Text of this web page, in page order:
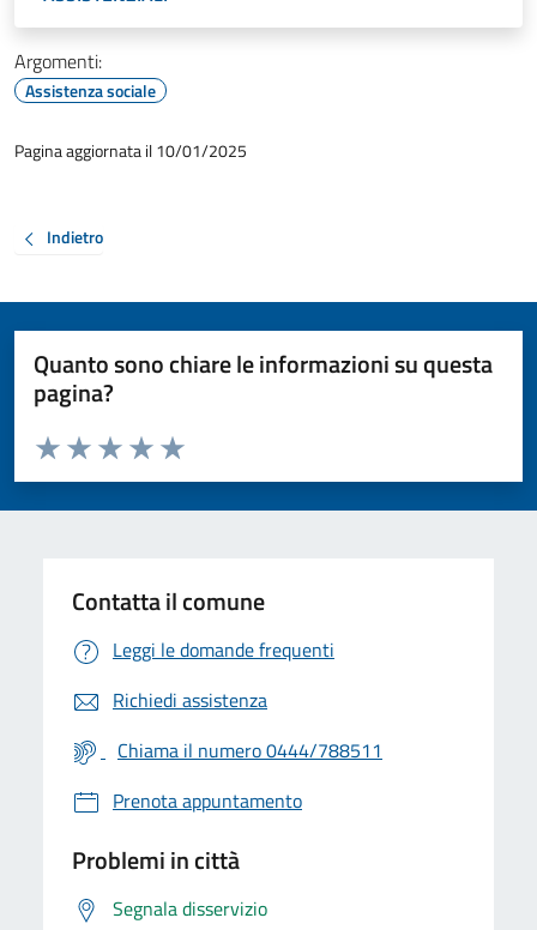
Argomenti:
Assistenza sociale
Pagina aggiornata il 10/01/2025
Indietro
Quanto sono chiare le informazioni su questa
pagina?
Valuta da 1 a 5 stelle la pagina
Valuta 5 stelle su 5
Valuta 4 stelle su 5
Valuta 3 stelle su 5
Valuta 2 stelle su 5
Valuta 1 stelle su 5
Contatta il comune
Leggi le domande frequenti
Richiedi assistenza
Chiama il numero 0444/788511
Prenota appuntamento
Problemi in città
Segnala disservizio